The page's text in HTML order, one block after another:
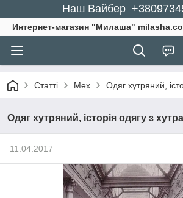
Наш Вайбер
Интернет-магазин "Милаша"
Статті Мех Одяг хутряний,
Одяг хутряний, історія одягу з хутра
11.04.2017